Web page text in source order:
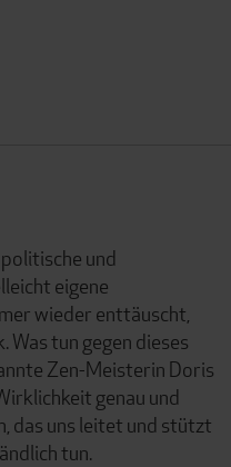
und
eigene
wieder enttäuscht,
tun gegen dieses
Zen-Meisterin Doris
genau und
das uns leitet und stützt
tun.